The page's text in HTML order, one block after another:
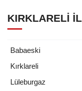
KIRKLARELI
Babaeski
Kırklareli
Lüleburgaz